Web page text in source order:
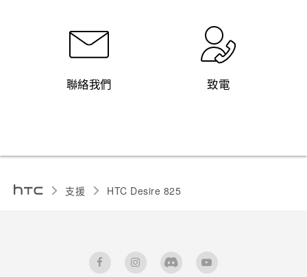
聯絡我們 致電
支援 HTC Desire 825‎